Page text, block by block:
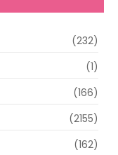
(232)
(1)
(166)
(2155)
(162)